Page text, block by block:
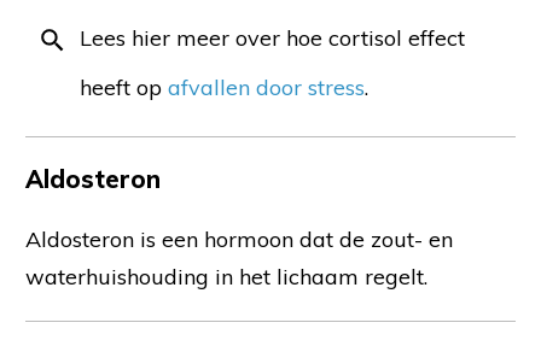
Lees hier meer over hoe cortisol effect
heeft op afvallen door stress.
Aldosteron
Aldosteron is een hormoon dat de zout- en
waterhuishouding in het lichaam regelt.